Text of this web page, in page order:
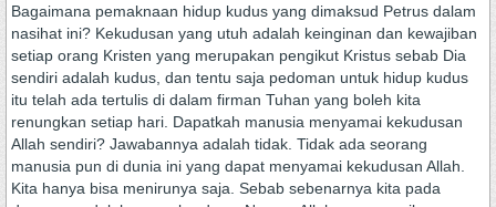
Bagaimana pemaknaan hidup kudus yang dimaksud Petrus dalam
nasihat ini? Kekudusan yang utuh adalah keinginan dan kewajiban
setiap orang Kristen yang merupakan pengikut Kristus sebab Dia
sendiri adalah kudus, dan tentu saja pedoman untuk hidup kudus
itu telah ada tertulis di dalam firman Tuhan yang boleh kita
renungkan setiap hari. Dapatkah manusia menyamai kekudusan
Allah sendiri? Jawabannya adalah tidak. Tidak ada seorang
manusia pun di dunia ini yang dapat menyamai kekudusan Allah.
Kita hanya bisa menirunya saja. Sebab sebenarnya kita pada